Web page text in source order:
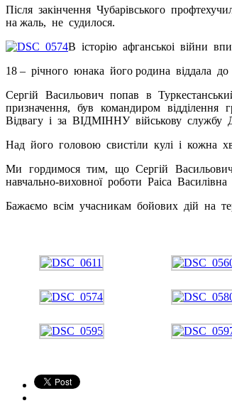
Після закінчення Чубарівського
на жаль, не судилося.
В історію афганськоі війни
18 – річного юнака його родина віддала
Сергій Васильович попав в
призначення, був командиром
Відвагу і за ВІДМІННУ військову
Над його головою свистіли кулі і кожна
Ми гордимося тим, що Сергій Васильович
навчально-виховної роботи Раіса
Бажаємо всім учасникам бойових дій на